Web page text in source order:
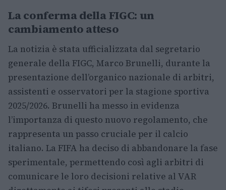
La conferma della FIGC: un
cambiamento atteso
La notizia è stata ufficializzata dal segretario
generale della FIGC, Marco Brunelli, durante la
presentazione dell’organico nazionale di arbitri,
assistenti e osservatori per la stagione sportiva
2025/2026. Brunelli ha messo in evidenza
l’importanza di questo nuovo regolamento, che
rappresenta un passo cruciale per il calcio
italiano. La FIFA ha deciso di abbandonare la fase
sperimentale, permettendo così agli arbitri di
comunicare le loro decisioni relative al VAR